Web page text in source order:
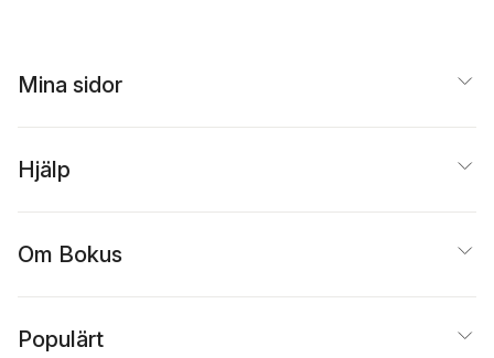
Mina sidor
Hjälp
Om Bokus
Populärt